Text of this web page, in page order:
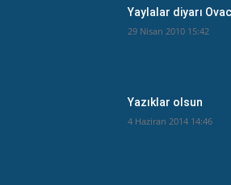
Yaylalar diyarı
29 Nisan 2010 15:42
Yazıklar olsun
4 Haziran 2014 14:46